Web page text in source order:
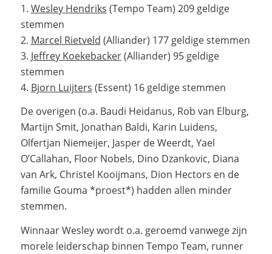
1. Wesley Hendriks (Tempo Team) 209 geldige
stemmen
2. Marcel Rietveld (Alliander) 177 geldige stemmen
3. Jeffrey Koekebacker(Alliander) 95 geldige
stemmen
4. Bjorn Luijters (Essent) 16 geldige stemmen
De overigen (o.a. Baudi Heidanus, Rob van Elburg,
Martijn Smit, Jonathan Baldi, Karin Luidens,
Olfertjan Niemeijer, Jasper de Weerdt, Yael
O’Callahan, Floor Nobels, Dino Dzankovic, Diana
van Ark, Christel Kooijmans, Dion Hectors en de
familie Gouma *proest*) hadden allen minder
stemmen.
Winnaar Wesley wordt o.a. geroemd vanwege zijn
morele leiderschap binnen Tempo Team, runner